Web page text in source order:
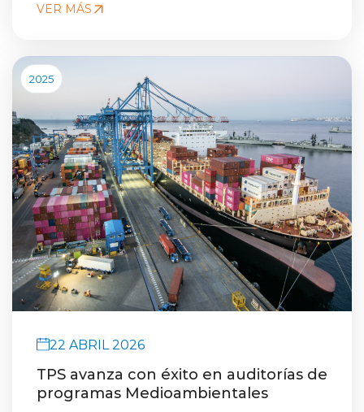
VER MÁS
2025
22 ABRIL 2026
TPS avanza con éxito en auditorías de
programas Medioambientales